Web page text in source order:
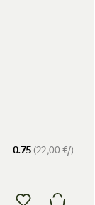
0.75(22,00 €/)